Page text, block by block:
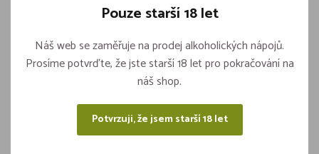
99,-
ks Vložit do košíku
Pouze starší 18 let
Náš web se zaměřuje na prodej alkoholických nápojů.
Prosíme potvrďte, že jste starší 18 let pro pokračování na
náš shop.
Potvrzuji, že jsem starší 18 let